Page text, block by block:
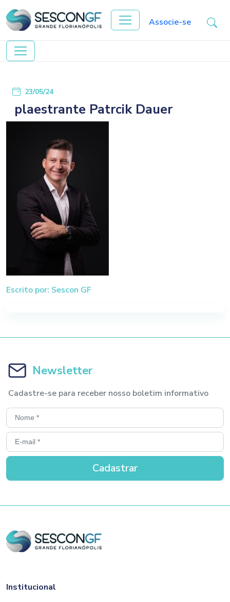
Associe-se
23/05/24
plaestrante Patrcik Dauer
Escrito por: Sescon GF
Newsletter
Cadastre-se para receber nosso boletim informativo
Institucional